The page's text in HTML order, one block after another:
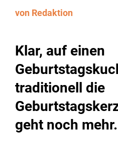
von Redaktion
Klar, auf einen
traditionell die
geht noch mehr.